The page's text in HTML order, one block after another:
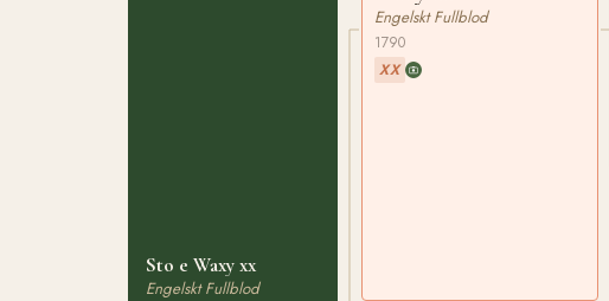
Sto e Waxy xx
Engelskt Fullblod
Engelskt Fullblod
1790
XX